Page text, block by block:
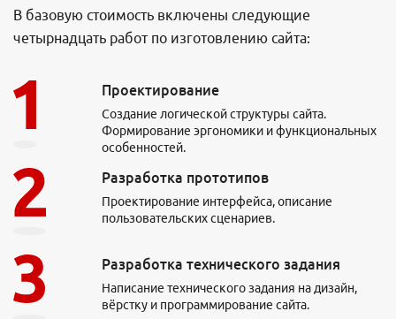
В базовую стоимость включены следующие
четырнадцать работ по изготовлению сайта:
Проектирование
Создание логической структуры сайта.
Формирование эргономики и функциональных
особенностей.
Разработка прототипов
Проектирование интерфейса, описание
пользовательских сценариев.
Разработка технического задания
Написание технического задания на дизайн,
вёрстку и программирование сайта.